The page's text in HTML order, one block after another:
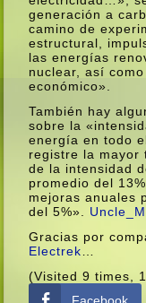
generación a
camino de
estructural,
las energí­as
nuclear, así­
económico».
También hay
sobre la
energí­a en todo
registre la mayor
de la intensidad
promedio del
mejoras anuales
del 5%».
Gracias por
Electrek
(Visited 9 times,